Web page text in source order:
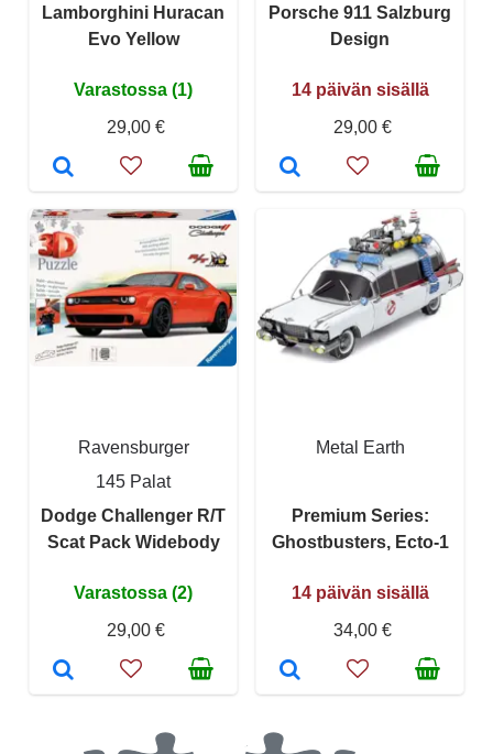
Lamborghini Huracan
Evo Yellow
Varastossa (1)
29,00 €
Porsche 911 Salzburg
Design
14 päivän sisällä
29,00 €
Ravensburger
145 Palat
Dodge Challenger R/T
Scat Pack Widebody
Varastossa (2)
29,00 €
Metal Earth
Premium Series:
Ghostbusters, Ecto-1
14 päivän sisällä
34,00 €